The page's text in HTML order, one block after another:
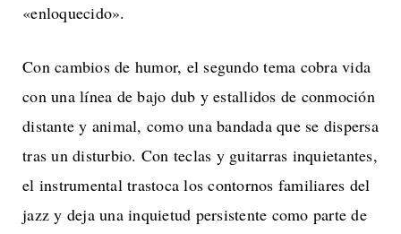
«enloquecido».
Con cambios de humor, el segundo tema cobra vida
con una línea de bajo dub y estallidos de conmoción
distante y animal, como una bandada que se dispersa
tras un disturbio. Con teclas y guitarras inquietantes,
el instrumental trastoca los contornos familiares del
jazz y deja una inquietud persistente como parte de